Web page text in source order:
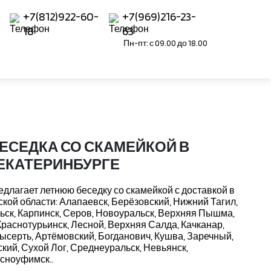
+7(812)922-60-
18
+7(969)216-23-
63
Пн-пт: с 09.00 до 18.00
СО СКАМЕЙКОЙ В
летнюю беседку со скамейкой с доставкой в
области: Алапаевск, Берёзовский, Нижний Тагил,
Карпинск, Серов, Новоуральск, Верхняя Пышма,
Лесной, Верхняя Салда, Качканар,
Артёмовский, Богданович, Кушва, Заречный,
Сухой Лог, Среднеуральск, Невьянск,